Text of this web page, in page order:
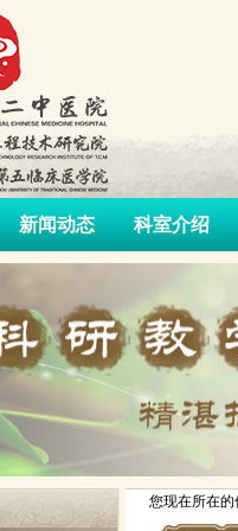
新闻动态 科室介绍
您现在所在